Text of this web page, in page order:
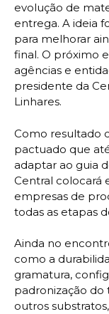
evolução de
entrega. A ideia
para melhorar
final. O próximo
agências e
presidente da
Linhares.
Como resultado
pactuado que
adaptar ao guia
Central colocará
empresas de
todas as etapas
Ainda no
como a
gramatura,
padronização do
outros